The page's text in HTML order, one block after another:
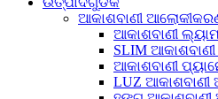
ଆକାଶବାଣୀ
ଆକାଶବାଣୀ
SLIM
ଆକାଶବାଣୀ
LUZ